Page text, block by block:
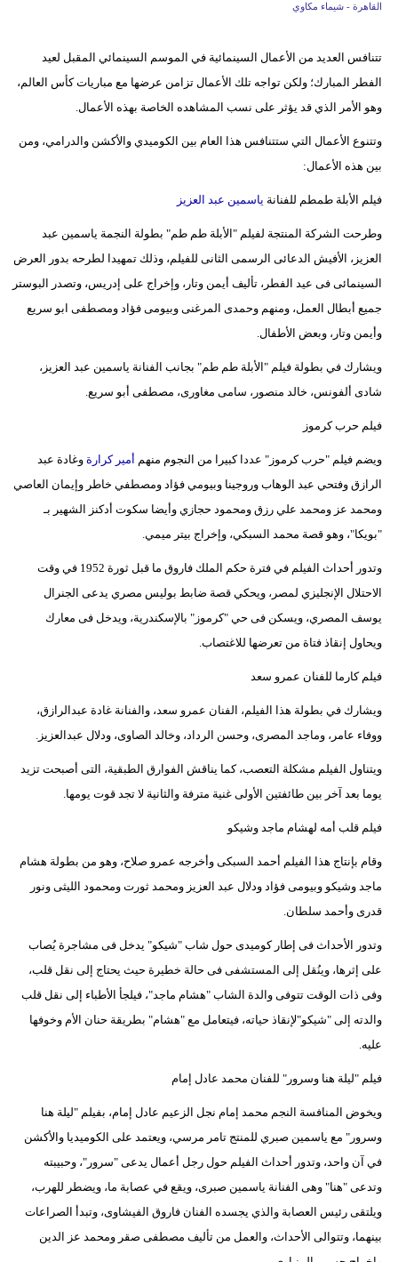
القاهرة - شيماء مكاوي
تتنافس العديد من الأعمال السينمائية في الموسم السينمائي المقبل لعيد
الفطر المبارك؛ ولكن تواجه تلك الأعمال تزامن عرضها مع مباريات كأس العالم،
وهو الأمر الذي قد يؤثر على نسب المشاهده الخاصة بهذه الأعمال.
وتتنوع الأعمال التي ستتنافس هذا العام بين الكوميدي والأكشن والدرامي، ومن
بين هذه الأعمال:
فيلم الأبلة طمطم للفنانة ياسمين عبد العزيز
وطرحت الشركة المنتجة لفيلم "الأبلة طم طم" بطولة النجمة ياسمين عبد
العزيز، الأفيش الدعائى الرسمى الثانى للفيلم، وذلك تمهيدا لطرحه بدور العرض
السينمائى فى عيد الفطر، تأليف أيمن وتار، وإخراج على إدريس، وتصدر البوستر
جميع أبطال العمل، ومنهم وحمدى المرغنى وبيومى فؤاد ومصطفى ابو سريع
وأيمن وتار، وبعض الأطفال.
ويشارك في بطولة فيلم "الأبلة طم طم" بجانب الفنانة ياسمين عبد العزيز،
شادى ألفونس، خالد منصور، سامى مغاورى، مصطفى أبو سريع.
فيلم حرب كرموز
ويضم فيلم "حرب كرموز" عددا كبيرا من النجوم منهم أمير كرارة وغادة عبد
الرازق وفتحي عبد الوهاب وروجينا وبيومي فؤاد ومصطفي خاطر وإيمان العاصي
ومحمد عز ومحمد علي رزق ومحمود حجازي وأيضا سكوت أدكنز الشهير بـ
"بويكا"، وهو قصة محمد السبكي، وإخراج بيتر ميمي.
وتدور أحداث الفيلم في فترة حكم الملك فاروق ما قبل ثورة 1952 في وقت
الاحتلال الإنجليزي لمصر، ويحكي قصة ضابط بوليس مصري يدعى الجنرال
يوسف المصري، ويسكن فى حي "كرموز" بالإسكندرية، ويدخل فى معارك
ويحاول إنقاذ فتاة من تعرضها للاغتصاب.
فيلم كارما للفنان عمرو سعد
ويشارك في بطولة هذا الفيلم، الفنان عمرو سعد، والفنانة غادة عبدالرازق،
ووفاء عامر، وماجد المصرى، وحسن الرداد، وخالد الصاوى، ودلال عبدالعزيز.
ويتناول الفيلم مشكلة التعصب، كما يناقش الفوارق الطبقية، التى أصبحت تزيد
يوما بعد آخر بين طائفتين الأولى غنية مترفة والثانية لا تجد قوت يومها.
فيلم قلب أمه لهشام ماجد وشيكو
وقام بإنتاج هذا الفيلم أحمد السبكى وأخرجه عمرو صلاح، وهو من بطولة هشام
ماجد وشيكو وبيومى فؤاد ودلال عبد العزيز ومحمد ثورت ومحمود الليثى ونور
قدرى وأحمد سلطان.
وتدور الأحداث فى إطار كوميدى حول شاب "شيكو" يدخل فى مشاجرة يُصاب
على إثرها، وينُقل إلى المستشفى فى حالة خطيرة حيث يحتاج إلى نقل قلب،
وفى ذات الوقت تتوفى والدة الشاب "هشام ماجد"، فيلجأ اﻷطباء إلى نقل قلب
والدته إلى "شيكو"ﻹنقاذ حياته، فيتعامل مع "هشام" بطريقة حنان الأم وخوفها
عليه.
فيلم "ليلة هنا وسرور" للفنان محمد عادل إمام
ويخوض المنافسة النجم محمد إمام نجل الزعيم عادل إمام، بفيلم "ليلة هنا
وسرور" مع ياسمين صبري للمنتج تامر مرسي، ويعتمد على الكوميديا والأكشن
في آن واحد، وتدور أحداث الفيلم حول رجل أعمال يدعى "سرور"، وحبيبته
وتدعى "هنا" وهى الفنانة ياسمين صبرى، ويقع في عصابة ما، ويضطر للهرب،
ويلتقى رئيس العصابة والذي يجسده الفنان فاروق الفيشاوى، وتبدأ الصراعات
بينهما، وتتوالى الأحداث، والعمل من تأليف مصطفى صقر ومحمد عز الدين